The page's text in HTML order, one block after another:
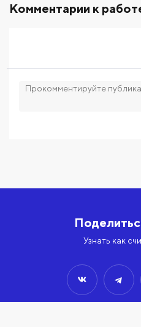
Комментарии к
Узнать как